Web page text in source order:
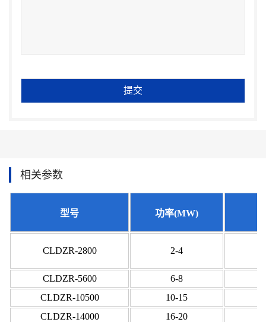
相关参数
型号 功率(MW)
CLDZR-2800 2-4
CLDZR-5600
6-8
CLDZR-10500
10-15
CLDZR-14000
16-20